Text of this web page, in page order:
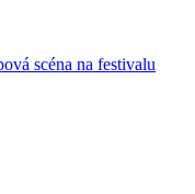
scéna na festivalu